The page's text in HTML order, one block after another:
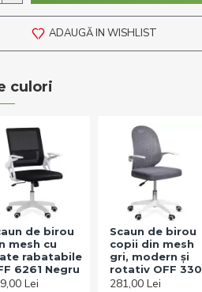
ADAUGĂ IN WISHLIST
culori
de birou
mesh cu
rabatabile
6261 Negru
Lei
Scaun de birou
copii din mesh
gri, modern și
rotativ OFF 330
281,00 Lei